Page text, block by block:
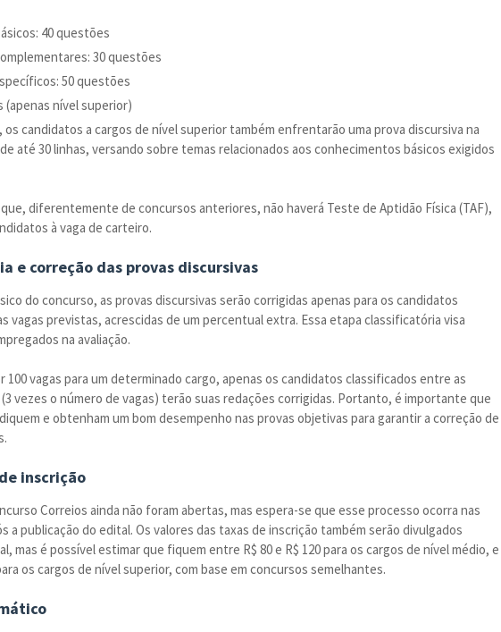
40 questões
30 questões
50 questões
(apenas nível superior)
os candidatos a cargos de nível superior também enfrentarão uma prova discursiva na
até 30 linhas, versando sobre temas relacionados aos conhecimentos básicos exigidos
diferentemente de concursos anteriores, não haverá Teste de Aptidão Física (TAF),
à vaga de carteiro.
e correção das provas discursivas
do concurso, as provas discursivas serão corrigidas apenas para os candidatos
vagas previstas, acrescidas de um percentual extra. Essa etapa classificatória visa
na avaliação.
100 vagas para um determinado cargo, apenas os candidatos classificados entre as
vezes o número de vagas) terão suas redações corrigidas. Portanto, é importante que
e obtenham um bom desempenho nas provas objetivas para garantir a correção de
inscrição
Correios ainda não foram abertas, mas espera-se que esse processo ocorra nas
a publicação do edital. Os valores das taxas de inscrição também serão divulgados
mas é possível estimar que fiquem entre R$ 80 e R$ 120 para os cargos de nível médio, e
os cargos de nível superior, com base em concursos semelhantes.